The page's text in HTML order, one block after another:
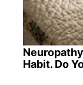
Habit. Do